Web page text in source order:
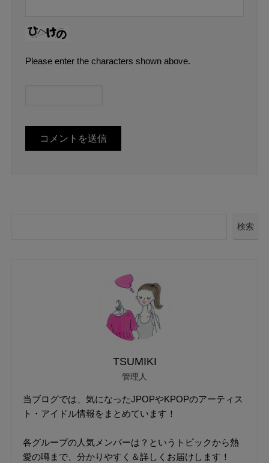
Please enter the characters shown above.
検索
TSUMIKI
管理人
当ブログでは、気になったJPOPやKPOPのアーティス
ト・アイドル情報をまとめています！
各グループの人気メンバーは？というトピックから熱
愛の噂まで、分かりやすく＆詳しくお届けします！